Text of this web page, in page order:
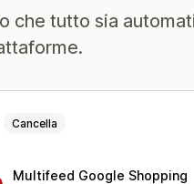
che tutto sia
Cancella
Multifeed Google Shopping